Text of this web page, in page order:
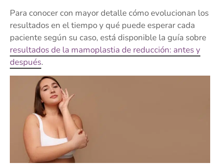
Para conocer con mayor detalle cómo evolucionan los
resultados en el tiempo y qué puede esperar cada
paciente según su caso, está disponible la guía sobre
resultados de la mamoplastia de reducción: antes y
después.